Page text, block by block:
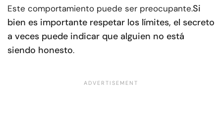
Este comportamiento puede ser preocupante.Si
bien es importante respetar los límites, el secreto
a veces puede indicar que alguien no está
siendo honesto.